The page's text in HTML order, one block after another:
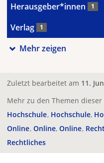
Herausgeber*innen 1
Verlag 1
Mehr zeigen
Zuletzt bearbeitet am 11.
Mehr zu den Themen dieser
Hochschule Hochschule
Online Online Online
Rechtliches